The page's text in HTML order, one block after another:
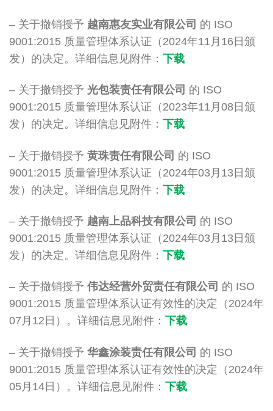
– 关于撤销授予 越南惠友实业有限公司 的 ISO
9001:2015 质量管理体系认证（2024年11月16日颁
发）的决定。详细信息见附件： 下载
– 关于撤销授予 光包装责任有限公司 的 ISO
9001:2015 质量管理体系认证（2023年11月08日颁
发）的决定。详细信息见附件： 下载
– 关于撤销授予 黄珠责任有限公司 的 ISO
9001:2015 质量管理体系认证（2024年03月13日颁
发）的决定。详细信息见附件： 下载
– 关于撤销授予 越南上品科技有限公司 的 ISO
9001:2015 质量管理体系认证（2024年03月13日颁
发）的决定。详细信息见附件： 下载
– 关于撤销授予 伟达经营外贸责任有限公司 的 ISO
9001:2015 质量管理体系认证有效性的决定（2024年
07月12日）。详细信息见附件： 下载
– 关于撤销授予 华鑫涂装责任有限公司 的 ISO
9001:2015 质量管理体系认证有效性的决定（2024年
05月14日）。详细信息见附件： 下载